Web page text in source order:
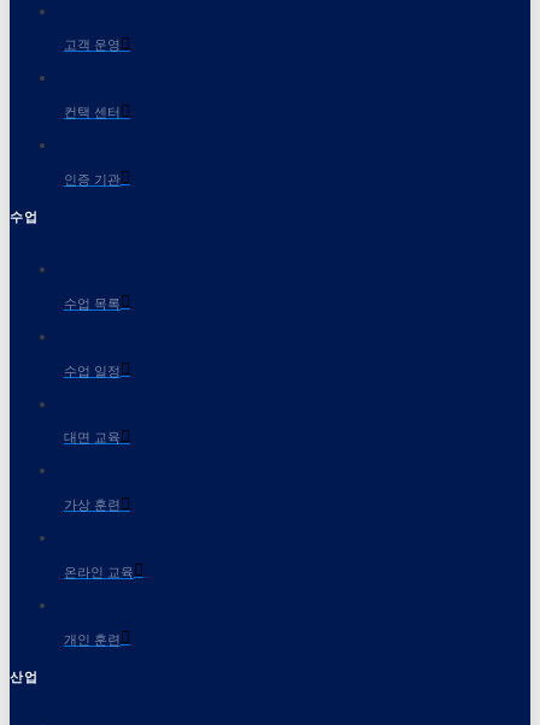
고객 운영
컨택 센터
인증 기관
수업
수업 목록
수업 일정
대면 교육
가상 훈련
온라인 교육
개인 훈련
산업